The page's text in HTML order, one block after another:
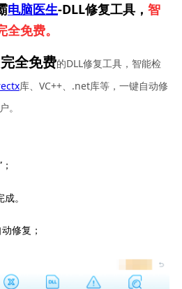
电脑医生-DLL修复工具， 智
免费。
完全免费的DLL修复工具，智能检
库、VC++、.net库等，一键自动修
。
。
修复；